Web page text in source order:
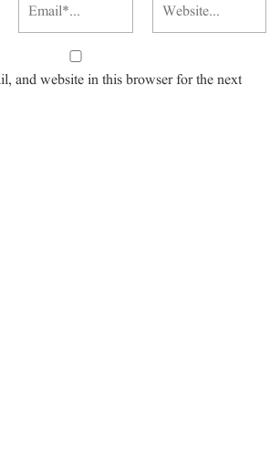
and website in this browser for the next